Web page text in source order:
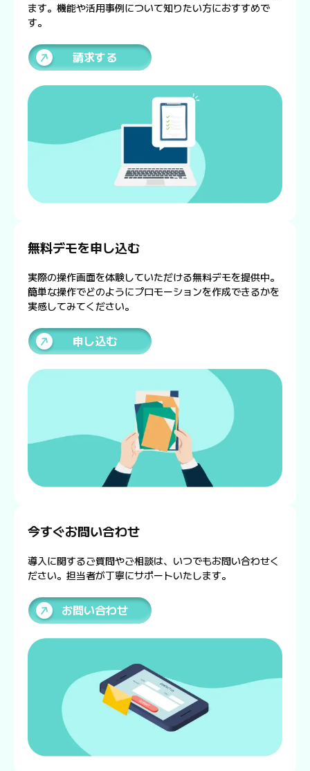
ます。機能や活用事例について知りたい方におすすめで
す。
請求する
無料デモを申し込む
実際の操作画面を体験していただける無料デモを提供中。
簡単な操作でどのようにプロモーションを作成できるかを
実感してみてください。
申し込む
今すぐお問い合わせ
導入に関するご質問やご相談は、いつでもお問い合わせく
ださい。担当者が丁寧にサポートいたします。
お問い合わせ